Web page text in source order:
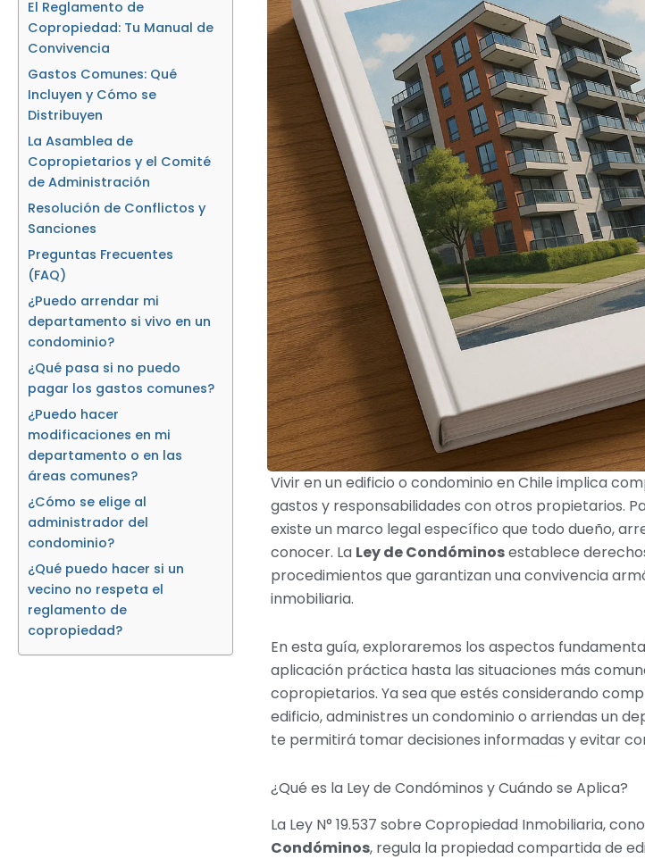
El Reglamento de
Copropiedad: Tu Manual de
Convivencia
Gastos Comunes: Qué
Incluyen y Cómo se
Distribuyen
La Asamblea de
Copropietarios y el Comité
de Administración
Resolución de Conflictos y
Sanciones
Preguntas Frecuentes
(FAQ)
¿Puedo arrendar mi
departamento si vivo en un
condominio?
¿Qué pasa si no puedo
pagar los gastos comunes?
¿Puedo hacer
modificaciones en mi
departamento o en las
áreas comunes?
¿Cómo se elige al
administrador del
condominio?
¿Qué puedo hacer si un
vecino no respeta el
reglamento de
copropiedad?
Vivir en un edificio o condominio en Chile implica
gastos y responsabilidades con otros propietarios.
existe un marco legal específico que todo dueño,
conocer. La Ley de Condóminosestablece
procedimientos que garantizan una convivencia
inmobiliaria.
En esta guía, exploraremos los aspectos
aplicación práctica hasta las situaciones más
copropietarios. Ya sea que estés considerando
edificio, administres un condominio o arriendas un
te permitirá tomar decisiones informadas y evitar
¿Qué es la Ley de Condóminos y Cuándo se Aplica?
La Ley N° 19.537 sobre Copropiedad Inmobiliaria,
Condóminos, regula la propiedad compartida de